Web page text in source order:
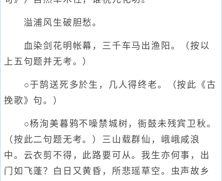
溢浦风生破胆愁。
血染剑花明帐幕，三千车马出渔阳。（按以
上五句题并无考。）
○于鹄送死多於生，几人得终老。（按此《古
挽歌》句。）
○杨洵美暮鸦不噪禁城树，衙鼓未残宾卫秋。
（按此二句题无考。）三山载群仙，峨峨咸浪
中。云衣剪不得，此路要可从。我生亦何事，出
门如飞蓬？白日又黄昏，所悲瑶草空。虫声故乡